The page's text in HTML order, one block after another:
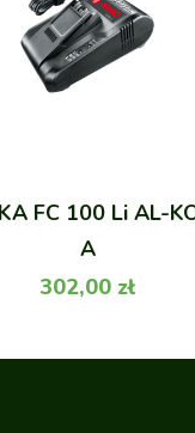
FC 100 Li AL-
A
302,00 zł